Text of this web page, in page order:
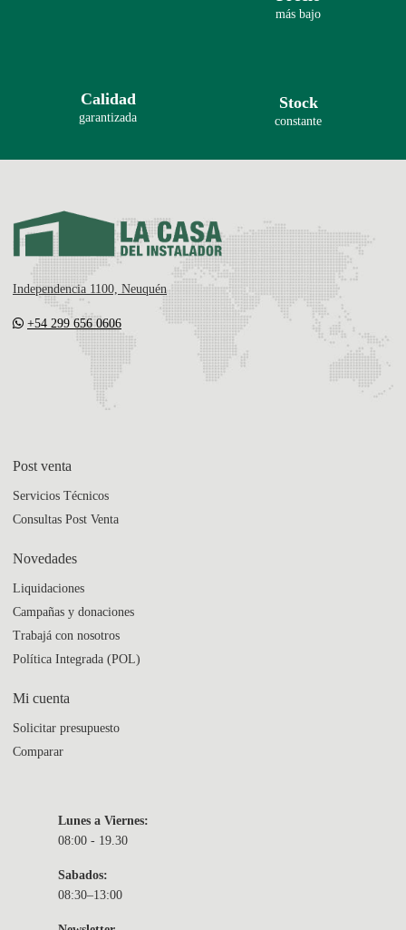
más bajo
Calidad
garantizada
Stock
constante
Independencia 1100, Neuquén
+54 299 656 0606
Post venta
Servicios Técnicos
Consultas Post Venta
Novedades
Liquidaciones
Campañas y donaciones
Trabajá con nosotros
Política Integrada (POL)
Mi cuenta
Solicitar presupuesto
Comparar
Lunes a Viernes:
08:00 - 19.30
Sabados:
08:30–13:00